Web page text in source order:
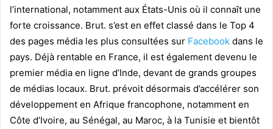
l’international, notamment aux États-Unis où il connaît une
forte croissance. Brut. s’est en effet classé dans le Top 4
des pages média les plus consultées sur Facebook dans le
pays. Déjà rentable en France, il est également devenu le
premier média en ligne d’Inde, devant de grands groupes
de médias locaux. Brut. prévoit désormais d’accélérer son
développement en Afrique francophone, notamment en
Côte d’Ivoire, au Sénégal, au Maroc, à la Tunisie et bientôt